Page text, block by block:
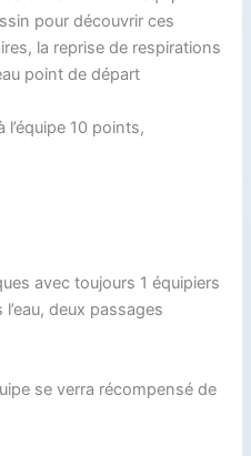
pour découvrir ces
la reprise de respirations
point de départ
10 points,
avec toujours 1 équipiers
deux passages
se verra récompensé de